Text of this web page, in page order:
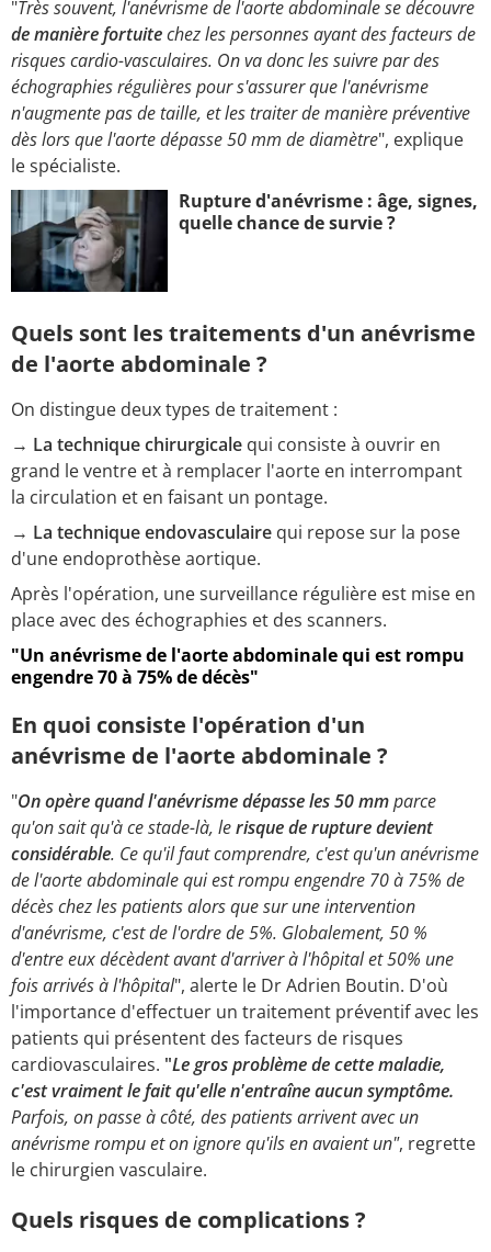
"Très souvent, l'anévrisme de l'aorte abdominale se découvre
de manière fortuitechez les personnes ayant des facteurs de
risques cardio-vasculaires. On va donc les suivre par des
échographies régulières pour s'assurer que l'anévrisme
n'augmente pas de taille, et les traiter de manière préventive
dès lors que l'aorte dépasse 50 mm de diamètre", explique
le spécialiste.
Rupture d'anévrisme : âge, signes,
quelle chance de survie ?
Quels sont les traitements d'un anévrisme
de l'aorte abdominale ?
On distingue deux types de traitement :
→ La technique chirurgicale qui consiste à ouvrir en
grand le ventre et à remplacer l'aorte en interrompant
la circulation et en faisant un pontage.
→ La technique endovasculaire qui repose sur la pose
d'une endoprothèse aortique.
Après l'opération, une surveillance régulière est mise en
place avec des échographies et des scanners.
"Un anévrisme de l'aorte abdominale qui est rompu
engendre 70 à 75% de décès"
En quoi consiste l'opération d'un
anévrisme de l'aorte abdominale ?
"On opère quand l'anévrisme dépasse les 50 mmparce
qu'on sait qu'à ce stade-là, lerisque de rupture devient
considérable. Ce qu'il faut comprendre, c'est qu'un anévrisme
de l'aorte abdominale qui est rompu engendre 70 à 75% de
décès chez les patients alors que sur une intervention
d'anévrisme, c'est de l'ordre de 5%. Globalement, 50 %
d'entre eux décèdent avant d'arriver à l'hôpital et 50% une
fois arrivés à l'hôpital", alerte le Dr Adrien Boutin. D'où
l'importance d'effectuer un traitement préventif avec les
patients qui présentent des facteurs de risques
cardiovasculaires. "Le gros problème de cette maladie,
c'est vraiment le fait qu'elle n'entraîne aucun symptôme.
Parfois, on passe à côté, des patients arrivent avec un
anévrisme rompu et on ignore qu'ils en avaient un", regrette
le chirurgien vasculaire.
Quels risques de complications ?